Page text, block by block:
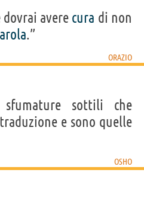
avere cura di non
.”
ORAZIO
sottili che
e sono quelle
OSHO